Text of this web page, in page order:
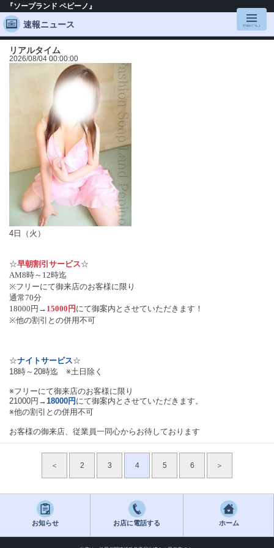
『ソープランド ペピーノ』
速報ニュース
リアルタイム
2026/08/04 00:00:00
4日（火）
☆早朝割引サービス☆
AM8時～12時迄
※フリーにて御来店のお客様に限り
通常70分
18000円→ 15000円にて御案内とさせていただきます！
※他の割引との併用不可
☆ナイトサービス☆
18時～20時迄 ※土日除く
※フリーにて御来店のお客様に限り
21000円→18000円にて御案内とさせていただきます。
※他の割引との併用不可
お客様の御来店、従業員一同心からお待しております
＜ 2 3 4 5 6 ＞
お知らせ お店に電話する ホーム